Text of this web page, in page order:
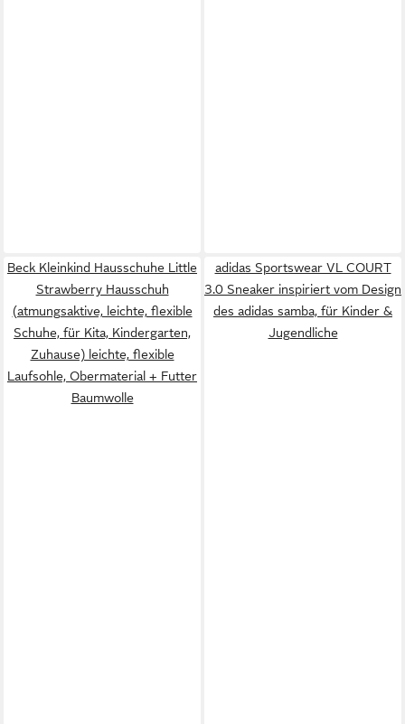
Beck Kleinkind Hausschuhe Little
Strawberry Hausschuh
(atmungsaktive, leichte, flexible
Schuhe, für Kita, Kindergarten,
Zuhause) leichte, flexible
Laufsohle, Obermaterial + Futter
Baumwolle
adidas Sportswear VL COURT
3.0 Sneaker inspiriert vom Design
des adidas samba, für Kinder &
Jugendliche